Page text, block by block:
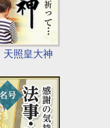
天照皇大神